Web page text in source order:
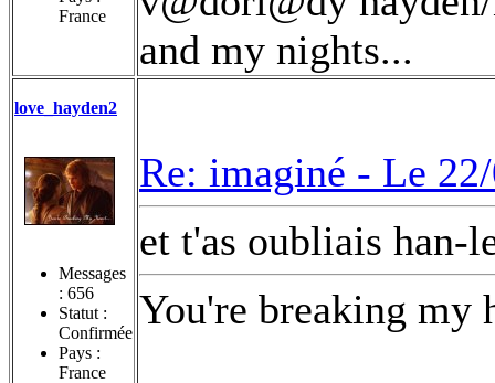
France
and my nights...
love_hayden2
Messages
: 656
Statut :
Confirmée
Pays :
France
Re: imaginé - Le
et t'as oubliais han-
You're breaking my